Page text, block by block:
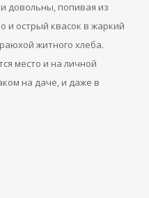
довольны, попивая из
и острый квасок в жаркий
житного хлеба.
место и на личной
на даче, и даже в